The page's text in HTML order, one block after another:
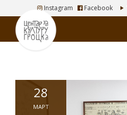
Instagram Facebook
28
МАРТ